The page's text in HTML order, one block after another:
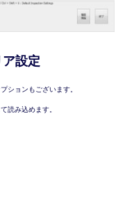
設定
ションもございます。
読み込めます。